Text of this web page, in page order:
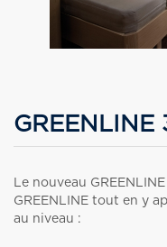
GREENLINE
Le nouveau
GREENLINE tout en y
au niveau :